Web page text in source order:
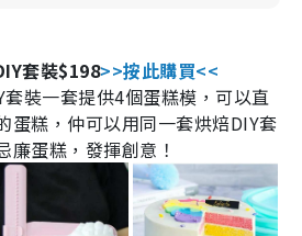
套裝$198>>按此購買<<
套裝一套提供4個蛋糕模，可以直
蛋糕，仲可以用同一套烘焙DIY套
廉蛋糕，發揮創意！